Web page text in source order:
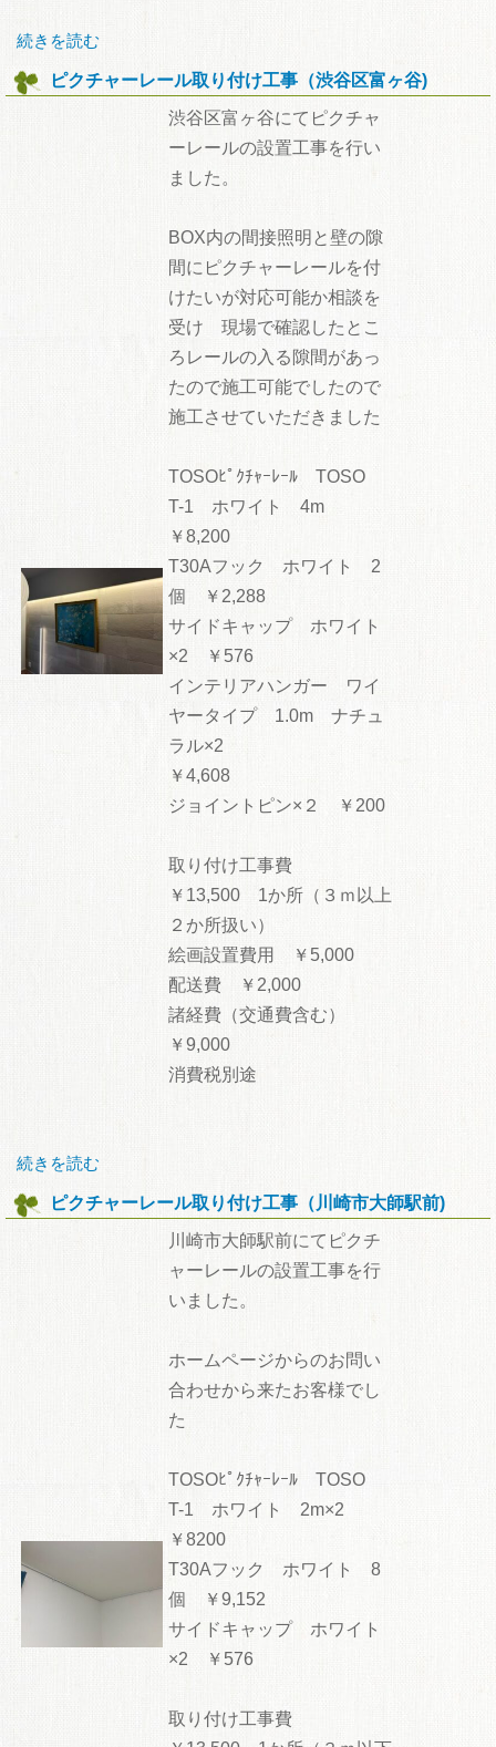
続きを読む
ピクチャーレール取り付け工事（渋谷区富ヶ谷)
渋谷区富ヶ谷にてピクチャ
ーレールの設置工事を行い
ました。
BOX内の間接照明と壁の隙
間にピクチャーレールを付
けたいが対応可能か相談を
受け 現場で確認したとこ
ろレールの入る隙間があっ
たので施工可能でしたので
施工させていただきました
TOSOﾋﾟｸﾁｬｰﾚｰﾙ TOSO
T-1 ホワイト 4m
￥8,200
T30Aフック ホワイト 2
個 ￥2,288
サイドキャップ ホワイト
×2 ￥576
インテリアハンガー ワイ
ヤータイプ 1.0m ナチュ
ラル×2
￥4,608
ジョイントピン×２ ￥200
取り付け工事費
￥13,500 1か所（３ｍ以上
２か所扱い）
絵画設置費用 ￥5,000
配送費 ￥2,000
諸経費（交通費含む）
￥9,000
消費税別途
続きを読む
ピクチャーレール取り付け工事（川崎市大師駅前)
川崎市大師駅前にてピクチ
ャーレールの設置工事を行
いました。
ホームページからのお問い
合わせから来たお客様でし
た
TOSOﾋﾟｸﾁｬｰﾚｰﾙ TOSO
T-1 ホワイト 2m×2
￥8200
T30Aフック ホワイト 8
個 ￥9,152
サイドキャップ ホワイト
×2 ￥576
取り付け工事費